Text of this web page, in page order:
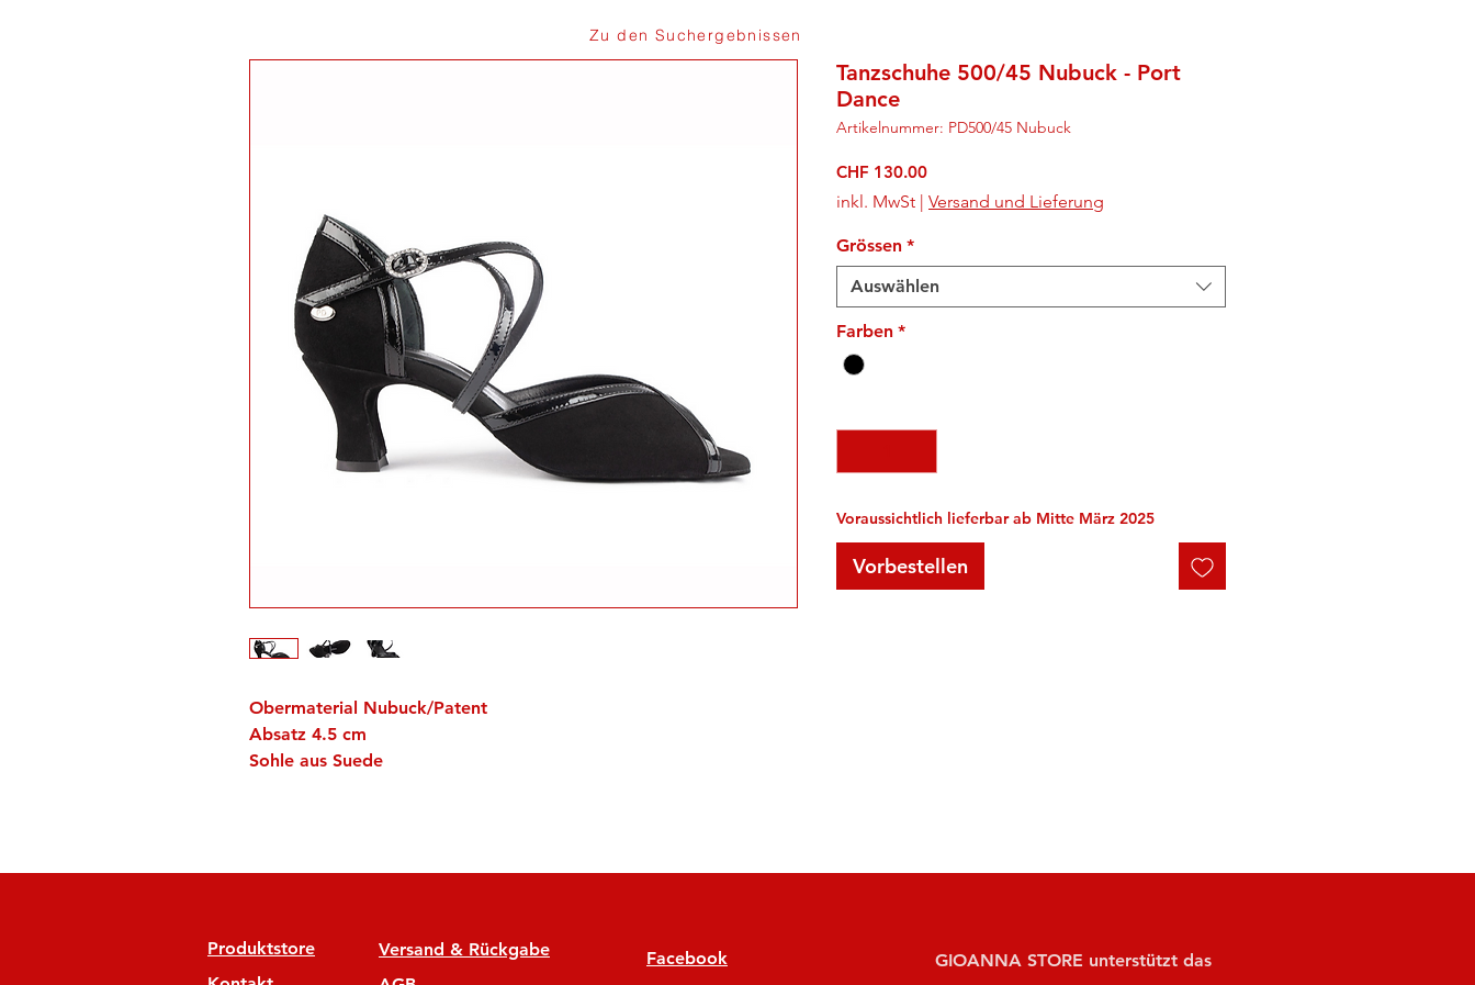
Obermaterial Nubuck/Patent
Absatz 4.5 cm
Sohle aus Suede
Tanzschuhe 500/45 Nubuck - Port
Dance
Artikelnummer: PD500/45 Nubuck
CHF 130.00Preis
inkl. MwSt | Versand und Lieferung
Grössen *
Auswählen
Farben *
Voraussichtlich lieferbar ab Mitte März 2025
Vorbestellen
Zu den Suchergebnissen
Produktstore
Versand & Rückgabe
Facebook
GIOANNA STORE unterstützt das